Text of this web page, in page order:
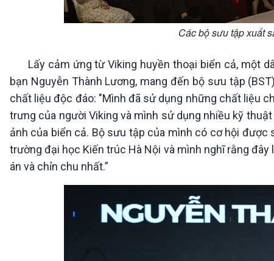
Các bộ sưu tập xuất
Lấy cảm ứng từ Viking huyền thoại biển cả, một
bạn Nguyễn Thành Lương, mang đến bộ sưu tập
chất liệu độc đáo: "Mình đã sử dụng những chất liệu
trưng của người Viking và mình sử dụng nhiều kỹ
ảnh của biển cả. Bộ sưu tập của mình có cơ hội
trường đại học Kiến trúc Hà Nội và mình nghĩ rằng
án và chỉn chu nhất.”